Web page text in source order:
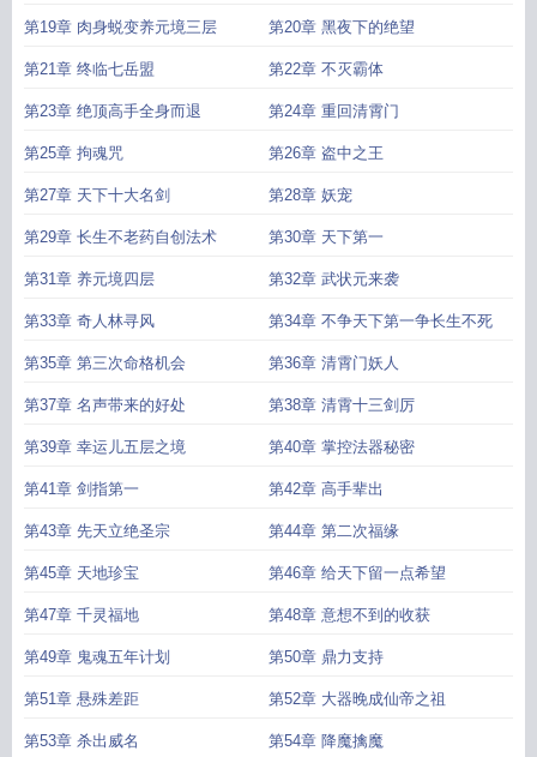
第19章 肉身蜕变养元境三层 第20章 黑夜下的绝望
第21章 终临七岳盟 第22章 不灭霸体
第23章 绝顶高手全身而退 第24章 重回清霄门
第25章 拘魂咒 第26章 盗中之王
第27章 天下十大名剑 第28章 妖宠
第29章 长生不老药自创法术 第30章 天下第一
第31章 养元境四层 第32章 武状元来袭
第33章 奇人林寻风 第34章 不争天下第一争长生不死
第35章 第三次命格机会 第36章 清霄门妖人
第37章 名声带来的好处 第38章 清霄十三剑厉
第39章 幸运儿五层之境 第40章 掌控法器秘密
第41章 剑指第一 第42章 高手辈出
第43章 先天立绝圣宗 第44章 第二次福缘
第45章 天地珍宝 第46章 给天下留一点希望
第47章 千灵福地 第48章 意想不到的收获
第49章 鬼魂五年计划 第50章 鼎力支持
第51章 悬殊差距 第52章 大器晚成仙帝之祖
第53章 杀出威名 第54章 降魔擒魔